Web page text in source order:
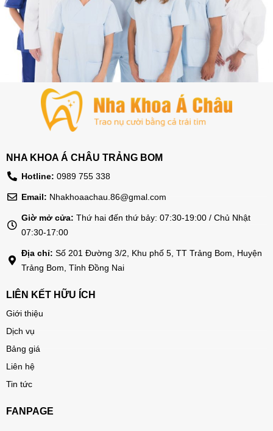
NHA KHOA Á CHÂU TRẢNG BOM
Hotline: 0989 755 338
Email: Nhakhoaachau.86@gmal.com
Giờ mở cửa: Thứ hai đến thứ bảy: 07:30-19:00 / Chủ Nhật
07:30-17:00
Địa chỉ: Số 201 Đường 3/2, Khu phố 5, TT Trảng Bom, Huyện
Trảng Bom, Tỉnh Đồng Nai
LIÊN KẾT HỮU ÍCH
Giới thiệu
Dịch vụ
Bảng giá
Liên hệ
Tin tức
FANPAGE